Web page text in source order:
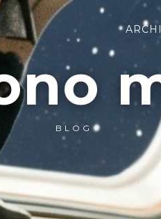
BLOG